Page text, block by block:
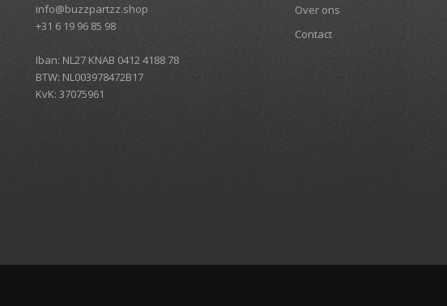
info@buzzpartzz.shop
+31 6 19 96 85 98
Iban: NL27 KNAB 0412 4188 78
BTW: NL003978472B17
KvK: 37075961
Over ons
Contact